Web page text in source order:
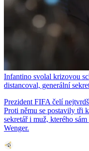
Infantino svolal krizovou
distancoval, generální
Prezident FIFA čelí
Proti němu se postavily tři
sekretář i muž, kterého
Wenger.